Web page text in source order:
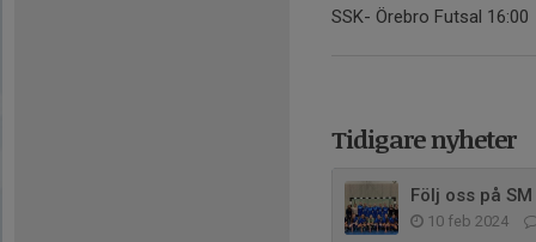
SSK- Örebro Futsal 16:00
Tidigare nyheter
Följ oss på SM
10 feb 2024